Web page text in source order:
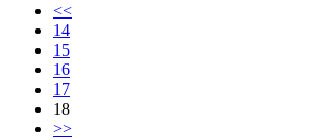
<<
14
15
16
17
18
>>